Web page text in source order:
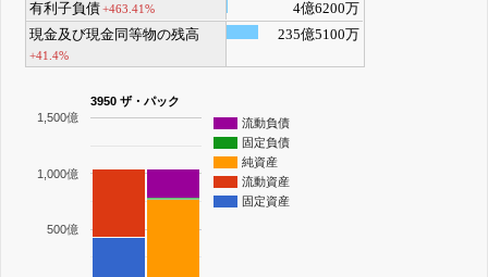
有利子負債+463.41%
4億6200万
現金及び現金同等物の残高
+41.4%
235億5100万
3950 ザ・パック
流動負債
固定負債
純資産
流動資産
固定資産
500億
1,000億
1,500億